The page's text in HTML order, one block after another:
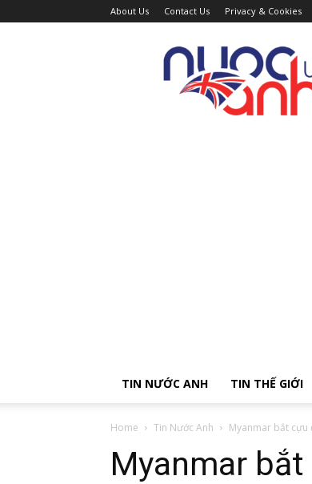
About Us Contact Us Privacy & Cookies
Trang
Tin
Tức
Nước
Anh
TIN NƯỚC ANH TIN THẾ GIỚI
Home Tin Nước Anh Myanmar bắt cựu
Myanmar